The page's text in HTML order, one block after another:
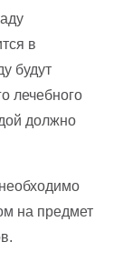
в
будут
лечебного
должно
на предмет